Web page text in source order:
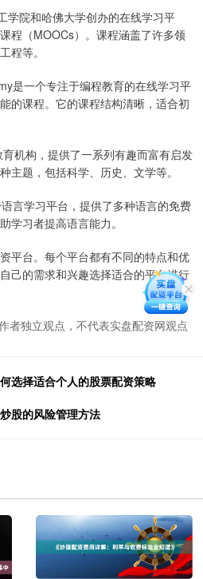
学院和哈佛大学创办的在线学习平
程（MOOCs）。课程涵盖了许多领
程等。
是一个专注于编程教育的在线学习平
的课程。它的课程结构清晰，适合初
机构，提供了一系列有趣而富有启发
主题，包括科学、历史、文学等。
言学习平台，提供了多种语言的免费
学习者提高语言能力。
平台。每个平台都有不同的特点和优
己的需求和兴趣选择适合的平台进行
者独立观点，不代表实盘配资网观点
选择适合个人的股票配资策略
股的风险管理方法